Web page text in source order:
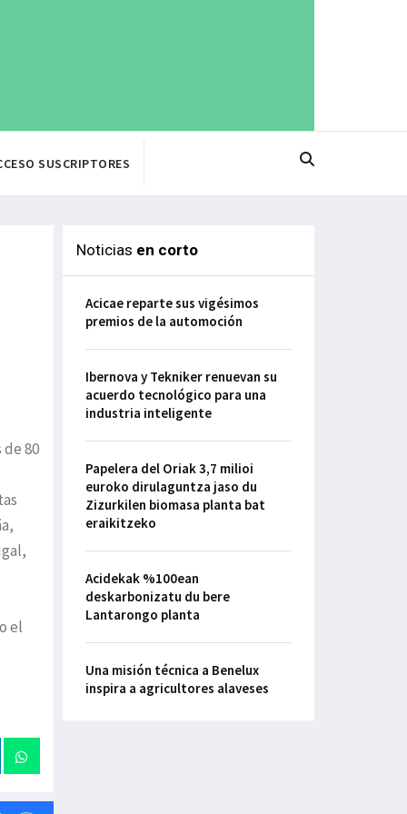
SUSCRIPTORES
80
el
Noticias en corto
Acicae reparte sus vigésimos
premios de la automoción
Ibernova y Tekniker renuevan su
acuerdo tecnológico para una
industria inteligente
Papelera del Oriak 3,7 milioi
euroko dirulaguntza jaso du
Zizurkilen biomasa planta bat
eraikitzeko
Acidekak %100ean
deskarbonizatu du bere
Lantarongo planta
Una misión técnica a Benelux
inspira a agricultores alaveses